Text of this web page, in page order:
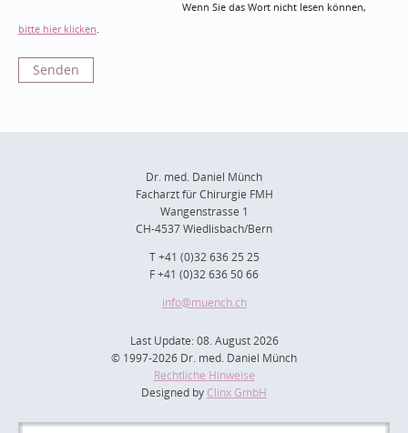
Wenn Sie das Wort nicht lesen können,
bitte hier klicken
Dr. med. Daniel Münch
Facharzt für Chirurgie FMH
Wangenstrasse 1
CH-4537 Wiedlisbach/Bern
T +41 (0)32 636 25 25
F +41 (0)32 636 50 66
info@muench.ch
Last Update: 08. August 2026
© 1997-2026 Dr. med. Daniel Münch
Rechtliche Hinweise
Designed by Clinx GmbH